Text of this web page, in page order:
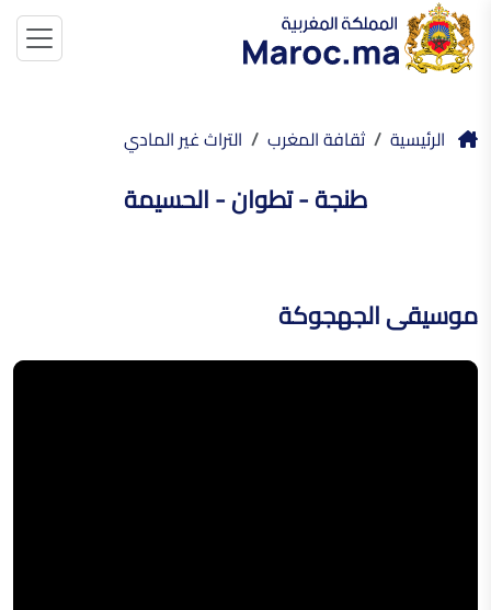
الرئيسية ثقافة المغرب التراث غير المادي
طنجة - تطوان - الحسيمة
موسيقى الجهجوكة